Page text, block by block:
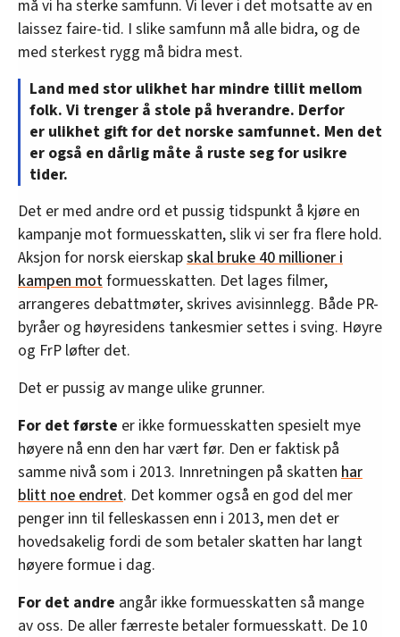
må vi ha sterke samfunn. Vi lever i det motsatte av en
laissez faire-tid. I slike samfunn må alle bidra, og de
med sterkest rygg må bidra mest.
Land med stor ulikhet har mindre tillit mellom
folk. Vi trenger å stole på hverandre. Derfor
er ulikhet gift for det norske samfunnet. Men det
er også en dårlig måte å ruste seg for usikre
tider.
Det er med andre ord et pussig tidspunkt å kjøre en
kampanje mot formuesskatten, slik vi ser fra flere hold.
Aksjon for norsk eierskapskal bruke 40 millioner i
kampen motformuesskatten. Det lages filmer,
arrangeres debattmøter, skrives avisinnlegg. Både PR-
byråer og høyresidens tankesmier settes i sving. Høyre
og FrP løfter det.
Det er pussig av mange ulike grunner.
For det første er ikke formuesskatten spesielt mye
høyere nå enn den har vært før. Den er faktisk på
samme nivå som i 2013. Innretningen på skatten har
blitt noe endret. Det kommer også en god del mer
penger inn til felleskassen enn i 2013, men det er
hovedsakelig fordi de som betaler skatten har langt
høyere formue i dag.
For det andre angår ikke formuesskatten så mange
av oss. De aller færreste betaler formuesskatt. De 10